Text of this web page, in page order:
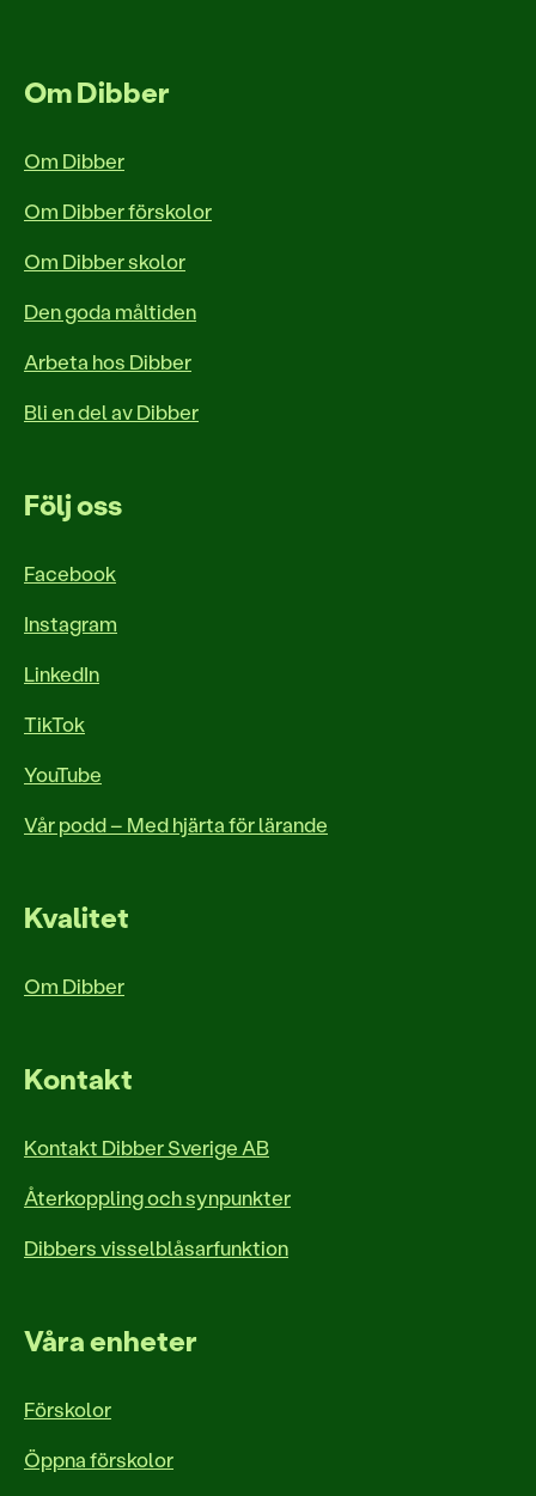
Om Dibber
Om Dibber
Om Dibber förskolor
Om Dibber skolor
Den goda måltiden
Arbeta hos Dibber
Bli en del av Dibber
Följ oss
Facebook
Instagram
LinkedIn
TikTok
YouTube
Vår podd – Med hjärta för lärande
Kvalitet
Om Dibber
Kontakt
Kontakt Dibber Sverige AB
Återkoppling och synpunkter
Dibbers visselblåsarfunktion
Våra enheter
Förskolor
Öppna förskolor